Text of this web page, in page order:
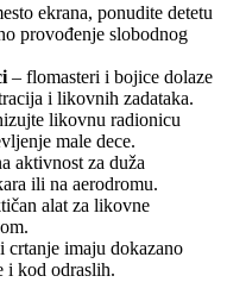
ekrana, ponudite detetu
provođenje slobodnog
– flomasteri i bojice dolaze
i likovnih zadataka.
likovnu radionicu
male dece.
aktivnost za duža
ili na aerodromu.
alat za likovne
crtanje imaju dokazano
i kod odraslih.